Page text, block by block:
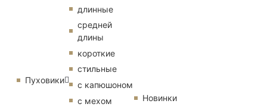
Пуховики
длинные
средней
длины
короткие
стильные
с капюшоном
с мехом
Новинки